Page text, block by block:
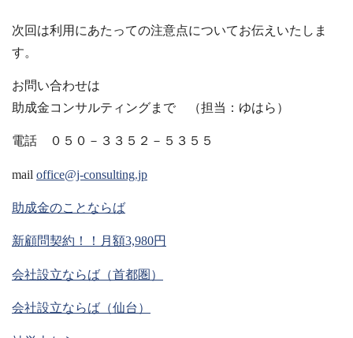
次回は利用にあたっての注意点についてお伝えいたしま
す。
お問い合わせは
助成金コンサルティングまで （担当：ゆはら）
電話 ０５０－３３５２－５３５５
mail office@j-consulting.jp
助成金のことならば
新顧問契約！！月額3,980円
会社設立ならば（首都圏）
会社設立ならば（仙台）